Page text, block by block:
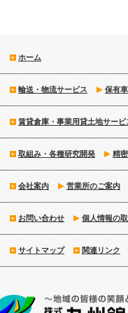
ホーム
輸送・物流サービス 保有
賃貸倉庫・事業用貸土地サービ
取組み・各種研究開発 精
会社案内 営業所のご案内
お問い合わせ 個人情報の
サイトマップ 関連リンク